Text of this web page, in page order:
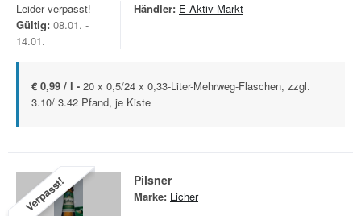
Leider verpasst!
Gültig: 08.01. -
14.01.
Händler: E Aktiv Markt
€ 0,99 / l - 20 x 0,5/24 x 0,33-Liter-Mehrweg-Flaschen, zzgl.
3.10/ 3.42 Pfand, je Kiste
Verpasst! Pilsner
Marke: Licher